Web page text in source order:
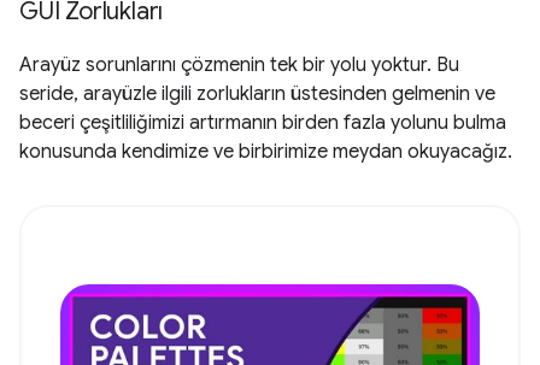
GUI Zorlukları
Arayüz sorunlarını çözmenin tek bir yolu yoktur. Bu
seride, arayüzle ilgili zorlukların üstesinden gelmenin ve
beceri çeşitliliğimizi artırmanın birden fazla yolunu bulma
konusunda kendimize ve birbirimize meydan okuyacağız.